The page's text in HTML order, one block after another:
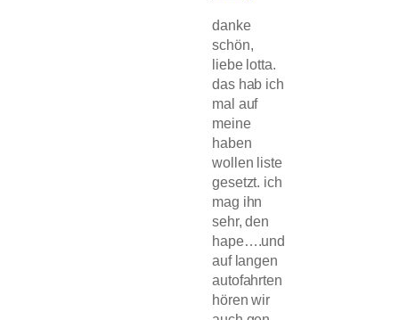
danke
schön,
liebe lotta.
das hab ich
mal auf
meine
haben
wollen liste
gesetzt. ich
mag ihn
sehr, den
hape….und
auf langen
autofahrten
hören wir